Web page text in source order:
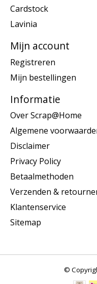
Cardstock
Lavinia
Mijn account
Registreren
Mijn bestellingen
Informatie
Over Scrap@Home
Algemene
Disclaimer
Privacy Policy
Betaalmethoden
Verzenden &
Klantenservice
Sitemap
©